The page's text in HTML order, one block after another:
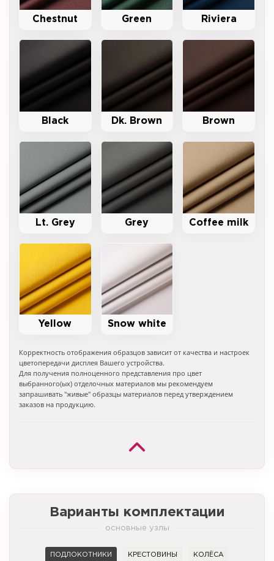
Chestnut Green Riviera
Black Dk. Brown Brown
Lt. Grey Grey Coffee milk
Yellow Snow white
Корректность отображения образцов зависит от качества и настроек
цветопередачи дисплея Вашего устройства.
Для получения полноценного представления про цвет
выбранного(ых) отделочных материалов мы рекомендуем
запрашивать "живые" образцы материалов перед утверждением
заказов на продукцию.
Варианты комплектации
основные узлы
ПОДЛОКОТНИКИ КРЕСТОВИНЫ КОЛЁСА